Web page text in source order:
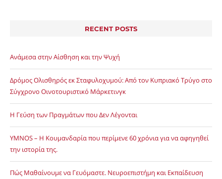
RECENT POSTS
Ανάμεσα στην Αίσθηση και την Ψυχή
Δρόμος Ολισθηρός εκ Σταφυλοχυμού: Από τον Κυπριακό Τρύγο στο
Σύγχρονο Οινοτουριστικό Μάρκετινγκ
Η Γεύση των Πραγμάτων που Δεν Λέγονται
YMNOS – Η Κουμανδαρία που περίμενε 60 χρόνια για να αφηγηθεί
την ιστορία της.
Πώς Μαθαίνουμε να Γευόμαστε. Νευροεπιστήμη και Εκπαίδευση